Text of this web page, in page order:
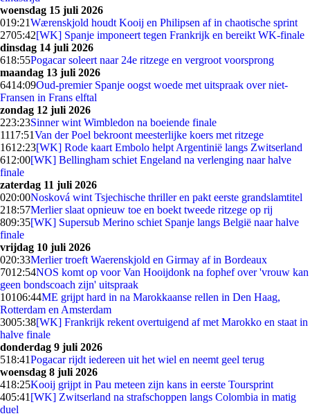
woensdag 15 juli 2026
019:21Wærenskjold houdt Kooij en Philipsen af in chaotische sprint
2705:42[WK] Spanje imponeert tegen Frankrijk en bereikt WK-finale
dinsdag 14 juli 2026
618:55Pogacar soleert naar 24e ritzege en vergroot voorsprong
maandag 13 juli 2026
6414:09Oud-premier Spanje oogst woede met uitspraak over niet-
Fransen in Frans elftal
zondag 12 juli 2026
223:23Sinner wint Wimbledon na boeiende finale
1117:51Van der Poel bekroont meesterlijke koers met ritzege
1612:23[WK] Rode kaart Embolo helpt Argentinië langs Zwitserland
612:00[WK] Bellingham schiet Engeland na verlenging naar halve
finale
zaterdag 11 juli 2026
020:00Nosková wint Tsjechische thriller en pakt eerste grandslamtitel
218:57Merlier slaat opnieuw toe en boekt tweede ritzege op rij
809:35[WK] Supersub Merino schiet Spanje langs België naar halve
finale
vrijdag 10 juli 2026
020:33Merlier troeft Waerenskjold en Girmay af in Bordeaux
7012:54NOS komt op voor Van Hooijdonk na fophef over 'vrouw kan
geen bondscoach zijn' uitspraak
10106:44ME grijpt hard in na Marokkaanse rellen in Den Haag,
Rotterdam en Amsterdam
3005:38[WK] Frankrijk rekent overtuigend af met Marokko en staat in
halve finale
donderdag 9 juli 2026
518:41Pogacar rijdt iedereen uit het wiel en neemt geel terug
woensdag 8 juli 2026
418:25Kooij grijpt in Pau meteen zijn kans in eerste Toursprint
405:41 [WK] Zwitserland na strafschoppen langs Colombia in matig
duel